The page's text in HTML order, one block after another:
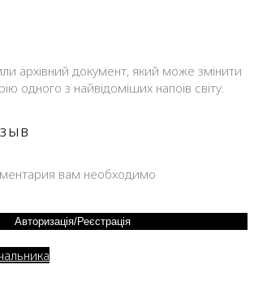
архівний документ, який може змінити
одного з найвідоміших напоїв світу.
вам необходимо
Авторизація/Реєстрація